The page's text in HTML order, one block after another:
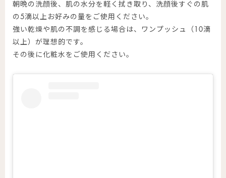
朝晩の洗顔後、肌の水分を軽く拭き取り、洗顔後すぐの肌
の5滴以上お好みの量をご使用ください。
強い乾燥や肌の不調を感じる場合は、ワンプッシュ（10滴
以上）が理想的です。
その後に化粧水をご使用ください。